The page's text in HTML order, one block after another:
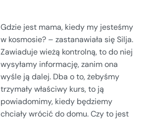
Gdzie jest mama, kiedy my jesteśmy
w kosmosie? – zastanawiała się Silja.
Zawiaduje wieżą kontrolną, to do niej
wysyłamy informację, zanim ona
wyśle ją dalej. Dba o to, żebyśmy
trzymały właściwy kurs, to ją
powiadomimy, kiedy będziemy
chciały wrócić do domu. Czy to jest